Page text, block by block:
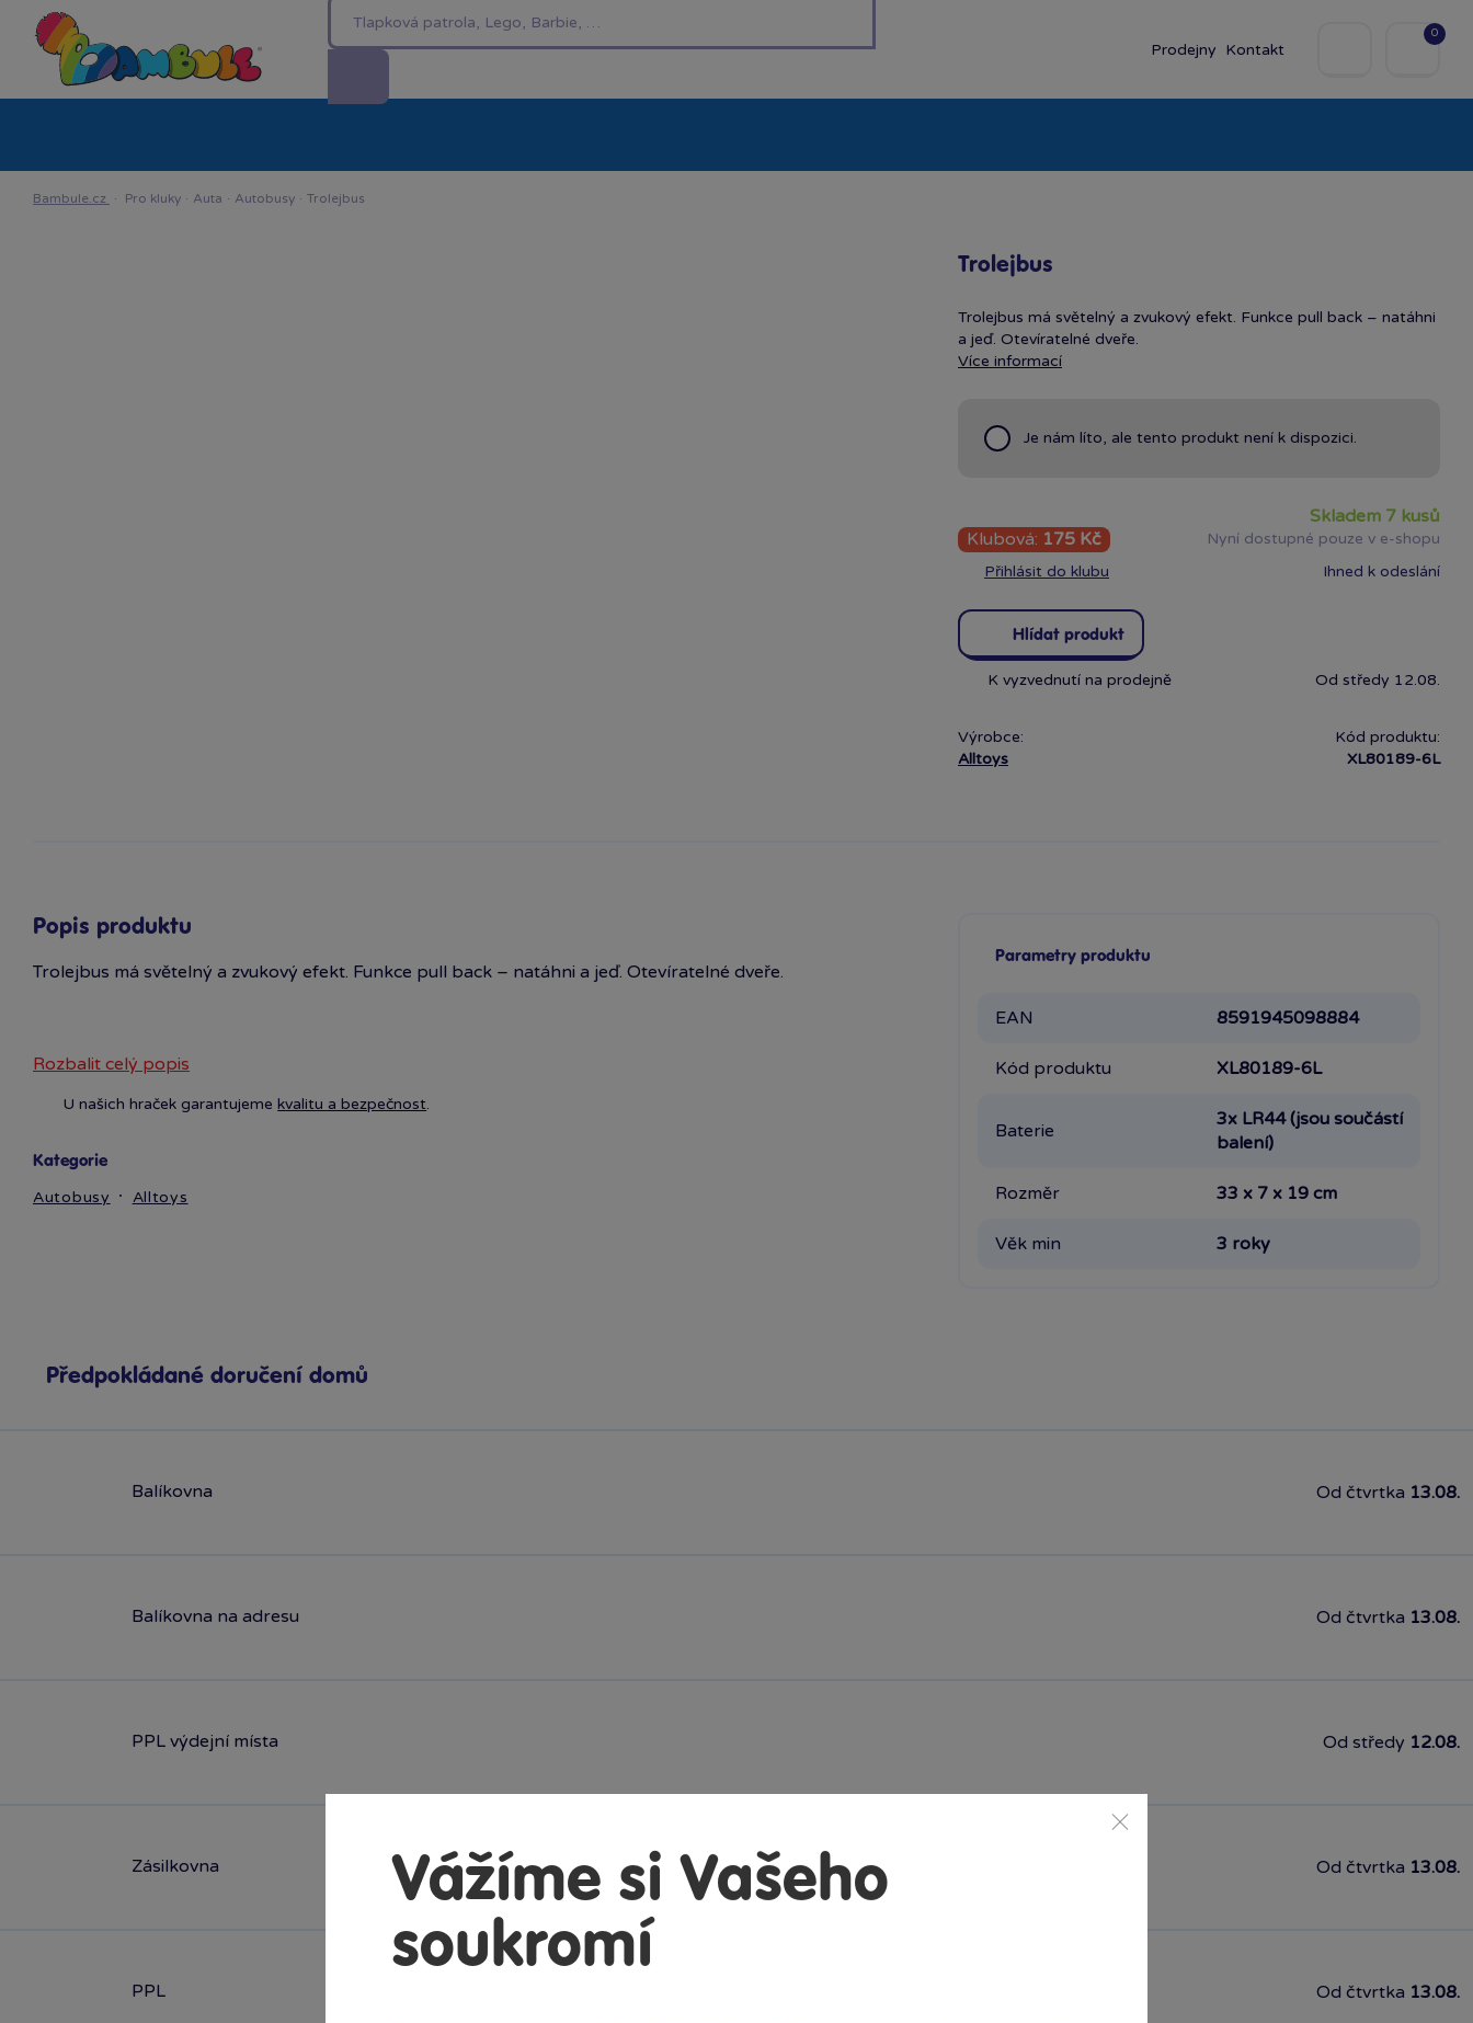
Prodejny Kontakt
0
Bambule.cz · Pro kluky · Auta · Autobusy · Trolejbus
Trolejbus
Trolejbus má světelný a zvukový efekt. Funkce pull back – natáhni
a jeď. Otevíratelné dveře.
Více informací
Je nám líto, ale tento produkt není k dispozici.
Klubová: 175 Kč
Přihlásit do klubu
skladem 7 kusů
Nyní dostupné pouze v e-shopu
Ihned k odeslání
Hlídat produkt
K vyzvednutí na prodejně Od středy 12.08.
Výrobce:
Alltoys
Kód produktu:
XL80189-6L
Popis produktu
Trolejbus má světelný a zvukový efekt. Funkce pull back – natáhni a jeď. Otevíratelné dveře.
Rozbalit celý popis
U našich hraček garantujemekvalitu a bezpečnost.
Kategorie
Autobusy Alltoys
Parametry produktu
EAN 8591945098884
Kód produktu XL80189-6L
Baterie
3x LR44 (jsou součástí
balení)
Rozměr 33 x 7 x 19 cm
Věk min 3 roky
Předpokládané doručení domů
Balíkovna Od čtvrtka 13.08.
Balíkovna na adresu Od čtvrtka 13.08.
PPL výdejní místa Od středy 12.08.
Zásilkovna Od čtvrtka 13.08.
PPL Od čtvrtka 13.08.
Vážíme si Vašeho
soukromí